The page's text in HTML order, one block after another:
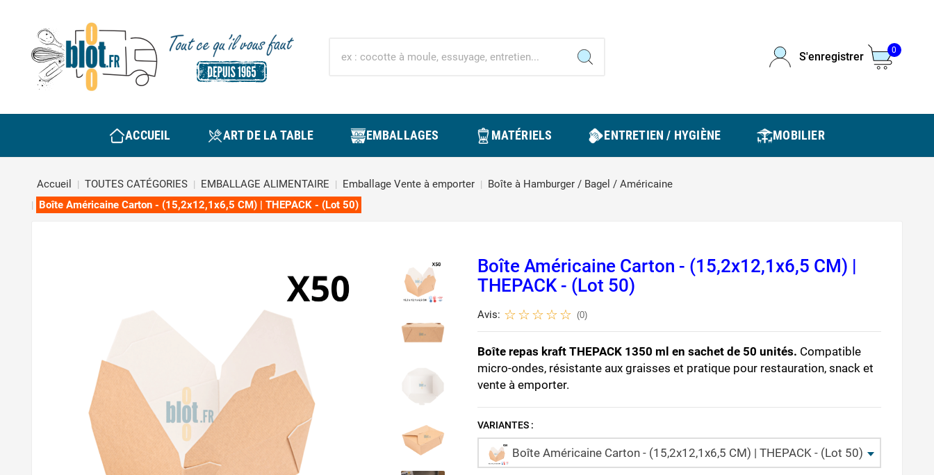
S'enregistrer
0
ACCUEIL ART DE LA TABLE EMBALLAGES MATÉRIELS ENTRETIEN / HYGIÈNE MOBILIER
Accueil TOUTES CATÉGORIES EMBALLAGE ALIMENTAIRE Emballage Vente à emporter
Boîte à Hamburger / Bagel / Américaine
Boîte Américaine Carton - (15,2x12,1x6,5 CM) | THEPACK - (Lot 50)
Boîte Américaine Carton - (15,2x12,1x6,5 CM) |
THEPACK - (Lot 50)
Avis: (0)
Boîte repas kraft THEPACK 1350 ml en sachet de 50 unités. Compatible
micro-ondes, résistante aux graisses et pratique pour restauration, snack et
vente à emporter.
VARIANTES :
Boîte Américaine Carton - (15,2x12,1x6,5 CM) | THEPACK - (Lot 50)